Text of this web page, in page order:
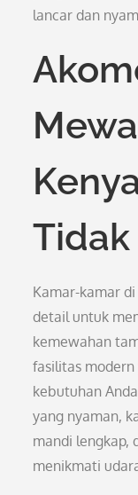
lancar dan
Tidak
Kamar-kamar
detail untuk
kemewahan
fasilitas
kebutuhan
yang nyaman,
mandi lengkap,
menikmati